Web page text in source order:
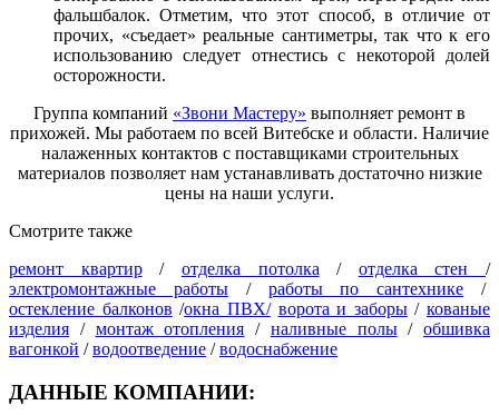
фальшбалок. Отметим, что этот способ, в отличие от
прочих, «съедает» реальные сантиметры, так что к его
использованию следует отнестись с некоторой долей
осторожности.
Группа компаний «Звони Мастеру» выполняет ремонт в
прихожей. Мы работаем по всей Витебске и области. Наличие
налаженных контактов с поставщиками строительных
материалов позволяет нам устанавливать достаточно низкие
цены на наши услуги.
Смотрите также
ремонт квартир/ отделка потолка / отделка стен /
электромонтажные работы/ работы по сантехнике /
остекление балконов /окна ПВХ/ ворота и заборы/ кованые
изделия / монтаж отопления / наливные полы/ обшивка
вагонкой /водоотведение /водоснабжение
ДАННЫЕ КОМПАНИИ: